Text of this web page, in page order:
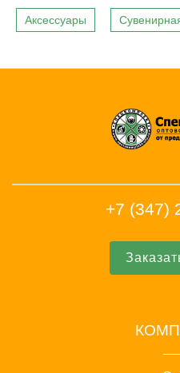
Аксессуары
+7 (347)